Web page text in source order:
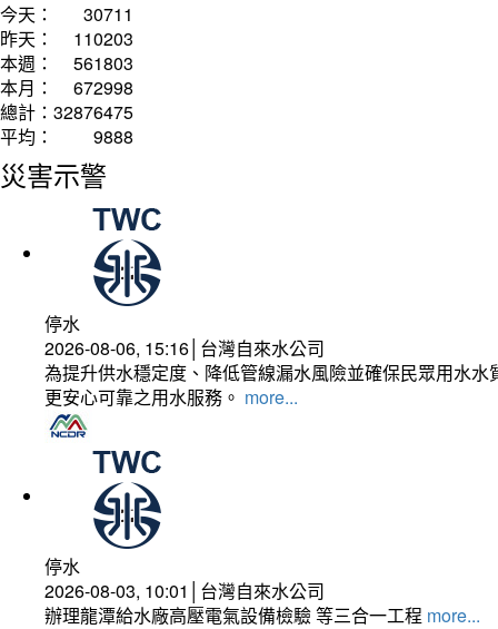
今天：
30711
昨天：
110203
本週：
561803
本月：
672998
總計： 32876475
平均：
9888
災害示警
停水
2026-08-06, 15:16│台灣自來水公司
為提升供水穩定度、降低管線漏水風險並確保民眾用水
更安心可靠之用水服務。 more...
停水
2026-08-03, 10:01│台灣自來水公司
辦理龍潭給水廠高壓電氣設備檢驗 等三合一工程 more...